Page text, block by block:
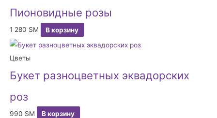
Пионовидные розы
1 280 ЅМ В корзину
Цветы
Букет разноцветных эквадорских
роз
990 ЅМ В корзину